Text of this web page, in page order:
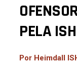
PELA ISH
Por Heimdall